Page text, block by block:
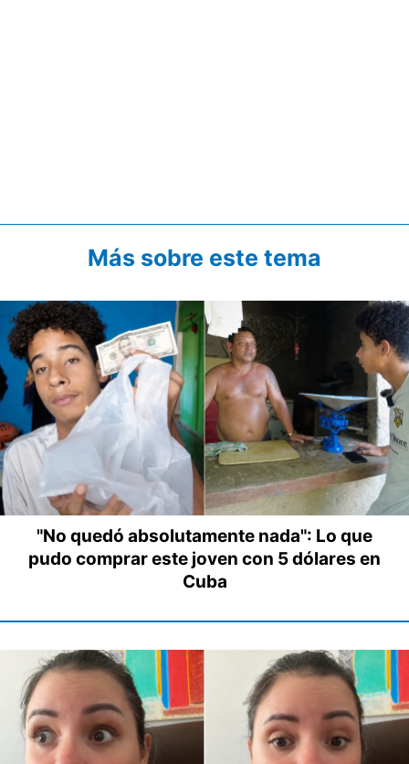
Más sobre este tema
"No quedó absolutamente nada": Lo que
pudo comprar este joven con 5 dólares en
Cuba